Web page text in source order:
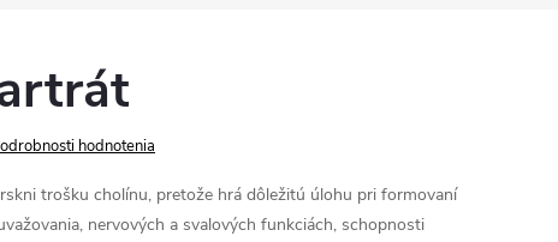
hodnotenia
trošku cholínu, pretože hrá dôležitú úlohu pri formovaní
nervových a svalových funkciách, schopnosti